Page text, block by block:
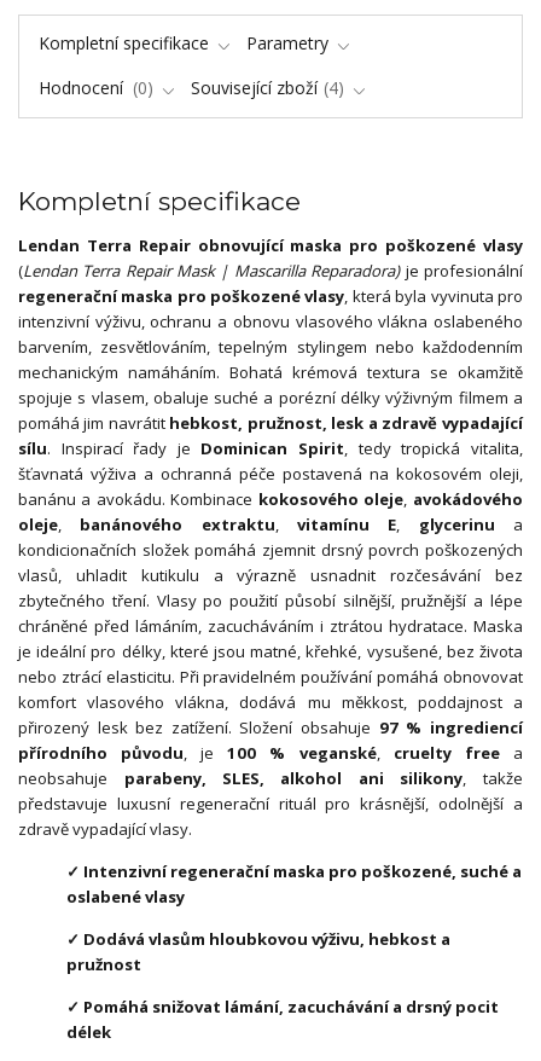
Kompletní specifikace
Parametry
Hodnocení
0 Související zboží 4
Kompletní specifikace
Lendan Terra Repair obnovující maska pro poškozené vlasy
(Lendan Terra Repair Mask | Mascarilla Reparadora)je profesionální
regenerační maska pro poškozené vlasy , která byla vyvinuta pro
intenzivní výživu, ochranu a obnovu vlasového vlákna oslabeného
barvením, zesvětlováním, tepelným stylingem nebo každodenním
mechanickým namáháním. Bohatá krémová textura se okamžitě
spojuje s vlasem, obaluje suché a porézní délky výživným filmem a
pomáhá jim navrátit hebkost, pružnost, lesk a zdravě vypadající
sílu. Inspirací řady je Dominican Spirit , tedy tropická vitalita,
šťavnatá výživa a ochranná péče postavená na kokosovém oleji,
banánu a avokádu. Kombinace kokosového oleje avokádového
oleje
banánového extraktu vitamínu E glycerinu a
kondicionačních složek pomáhá zjemnit drsný povrch poškozených
vlasů, uhladit kutikulu a výrazně usnadnit rozčesávání bez
zbytečného tření. Vlasy po použití působí silnější, pružnější a lépe
chráněné před lámáním, zacucháváním i ztrátou hydratace. Maska
je ideální pro délky, které jsou matné, křehké, vysušené, bez života
nebo ztrácí elasticitu. Při pravidelném používání pomáhá obnovovat
komfort vlasového vlákna, dodává mu měkkost, poddajnost a
přirozený lesk bez zatížení. Složení obsahuje 97 % ingrediencí
přírodního původu , je100 % veganské, cruelty freea
neobsahuje parabeny, SLES, alkohol ani silikony , takže
představuje luxusní regenerační rituál pro krásnější, odolnější a
zdravě vypadající vlasy.
✓ Intenzivní regenerační maska pro poškozené, suché a
oslabené vlasy
✓ Dodává vlasům hloubkovou výživu, hebkost a
pružnost
✓ Pomáhá snižovat lámání, zacuchávání a drsný pocit
délek